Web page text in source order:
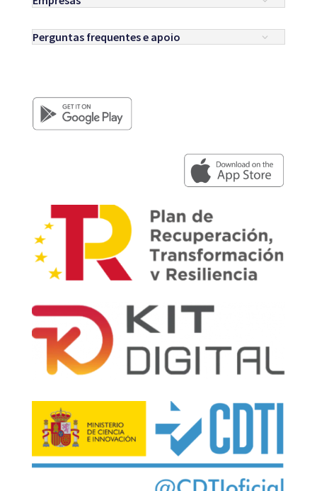
Perguntas frequentes e apoio